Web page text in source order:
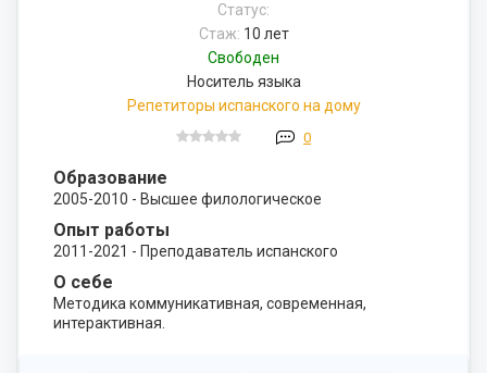
Статус:
Стаж: 10 лет
Свободен
Носитель языка
Репетиторы испанского на дому
0
Образование
2005-2010 - Высшее филологическое
Опыт работы
2011-2021 - Преподаватель испанского
О себе
Методика коммуникативная, современная,
интерактивная.